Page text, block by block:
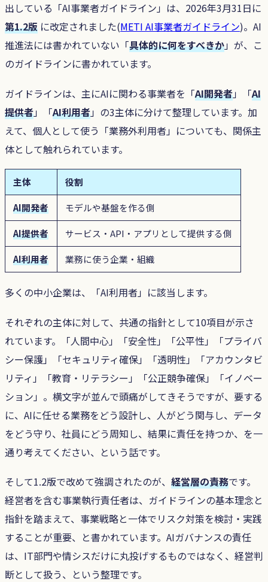
出している「AI事業者ガイドライン」は、2026年3月31日に
第1.2版 に改定されました(METI AI事業者ガイドライン)。AI
推進法には書かれていない「具体的に何をすべきか」が、こ
のガイドラインに書かれています。
ガイドラインは、主にAIに関わる事業者を「AI開発者」「AI
提供者」「AI利用者」の3主体に分けて整理しています。加
えて、個人として使う「業務外利用者」についても、関係主
体として触れられています。
主体 役割
AI開発者 モデルや基盤を作る側
AI提供者 サービス・API・アプリとして提供する側
AI利用者 業務に使う企業・組織
多くの中小企業は、「AI利用者」に該当します。
それぞれの主体に対して、共通の指針として10項目が示さ
れています。「人間中心」「安全性」「公平性」「プライバ
シー保護」「セキュリティ確保」「透明性」「アカウンタビ
リティ」「教育・リテラシー」「公正競争確保」「イノベー
ション」。横文字が並んで頭痛がしてきそうですが、要する
に、AIに任せる業務をどう設計し、人がどう関与し、データ
をどう守り、社員にどう周知し、結果に責任を持つか、を一
通り考えてください、という話です。
そして1.2版で改めて強調されたのが、 経営層の責務です。
経営者を含む事業執行責任者は、ガイドラインの基本理念と
指針を踏まえて、事業戦略と一体でリスク対策を検討・実践
することが重要、と書かれています。AIガバナンスの責任
は、IT部門や情シスだけに丸投げするものではなく、経営判
断として扱う、という整理です。